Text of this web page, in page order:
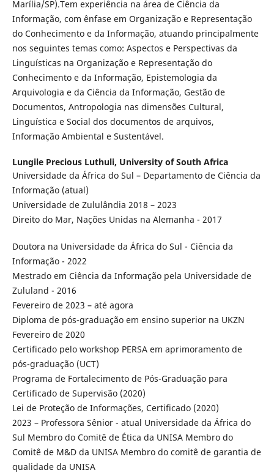
Marília/SP).Tem experiência na área de Ciência da
Informação, com ênfase em Organização e Representação
do Conhecimento e da Informação, atuando principalmente
nos seguintes temas como: Aspectos e Perspectivas da
Linguísticas na Organização e Representação do
Conhecimento e da Informação, Epistemologia da
Arquivologia e da Ciência da Informação, Gestão de
Documentos, Antropologia nas dimensões Cultural,
Linguística e Social dos documentos de arquivos,
Informação Ambiental e Sustentável.
Lungile Precious Luthuli, University of South Africa
Universidade da África do Sul – Departamento de Ciência da
Informação (atual)
Universidade de Zululândia 2018 – 2023
Direito do Mar, Nações Unidas na Alemanha - 2017
Doutora na Universidade da África do Sul - Ciência da
Informação - 2022
Mestrado em Ciência da Informação pela Universidade de
Zululand - 2016
Fevereiro de 2023 – até agora
Diploma de pós-graduação em ensino superior na UKZN
Fevereiro de 2020
Certificado pelo workshop PERSA em aprimoramento de
pós-graduação (UCT)
Programa de Fortalecimento de Pós-Graduação para
Certificado de Supervisão (2020)
Lei de Proteção de Informações, Certificado (2020)
2023 – Professora Sênior - atual Universidade da África do
Sul Membro do Comitê de Ética da UNISA Membro do
Comitê de M&D da UNISA Membro do comitê de garantia de
qualidade da UNISA